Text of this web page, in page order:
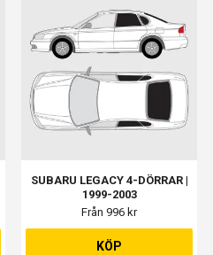
SUBARU LEGACY 4-DÖRRAR |
1999-2003
Från 996 kr
KÖP